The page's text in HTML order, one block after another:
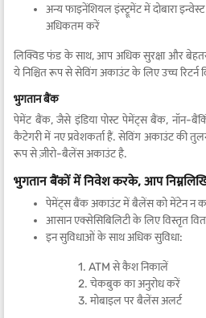
अन्य फाइनेंशियल इंस्ट्रूमेंट में दोबारा
अधिकतम करें
लिक्विड फंड के साथ, आप अधिक सुरक्षा और
ये निश्चित रूप से सेविंग अकाउंट के लिए उच्च
भुगतान बैंक
पेमेंट बैंक, जैसे इंडिया पोस्ट पेमेंट्स बैंक, नॉन-
कैटेगरी में नए प्रवेशकर्ता हैं. सेविंग अकाउंट की
रूप से ज़ीरो-बैलेंस अकाउंट है.
भुगतान बैंकों में निवेश करके, आप
पेमेंट्स बैंक अकाउंट में बैलेंस को मेंटेन न
आसान एक्सेसिबिलिटी के लिए विस्तृत
इन सुविधाओं के साथ अधिक सुविधा:
1. ATM से कैश निकालें
2. चेकबुक का अनुरोध करें
3. मोबाइल पर बैलेंस अलर्ट